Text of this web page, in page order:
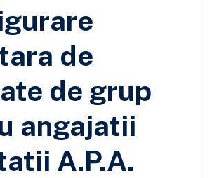
de
de grup
angajatii
A.P.A.